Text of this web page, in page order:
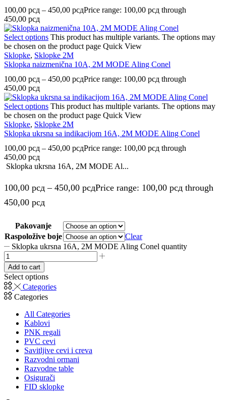
100,00 рсд – 450,00 рсдPrice range: 100,00 рсд through
450,00 рсд
Select options This product has multiple variants. The options may
be chosen on the product page Quick View
Sklopke, Sklopke 2M
Sklopka naizmenična 10A, 2M MODE Aling Conel
100,00 рсд – 450,00 рсдPrice range: 100,00 рсд through
450,00 рсд
Select options This product has multiple variants. The options may
be chosen on the product page Quick View
Sklopke, Sklopke 2M
Sklopka ukrsna sa indikacijom 16A, 2M MODE Aling Conel
100,00 рсд – 450,00 рсдPrice range: 100,00 рсд through
450,00 рсд
Sklopka ukrsna 16A, 2M MODE Al...
100,00 рсд – 450,00 рсдPrice range: 100,00 рсд through
450,00 рсд
Pakovanje
Raspoložive boje
Clear
Sklopka ukrsna 16A, 2M MODE Aling Conel quantity
Add to cart
Select options
Categories
Categories
All Categories
Kablovi
PNK regali
PVC cevi
Savitljive cevi i creva
Razvodni ormani
Razvodne table
Osigurači
FID sklopke